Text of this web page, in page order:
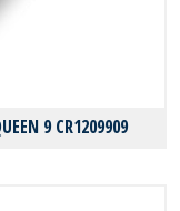
9 CR1209909